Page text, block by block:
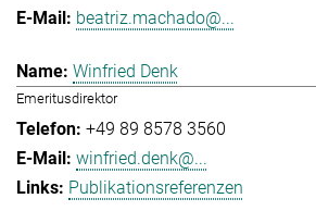
beatriz.machado@...
Winfried Denk
Emeritusdirektor
+49 89 8578 3560
winfried.denk@...
Publikationsreferenzen